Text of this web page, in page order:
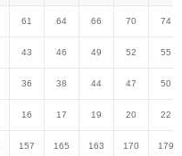
61 64 66 70 74
43 46 49 52 55
36 38 44 47 50
16 17 19 20 22
157 165 163 170 179